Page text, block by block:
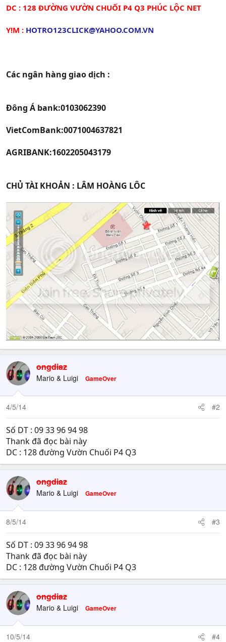
DC : 128 ĐƯỜNG VƯỜN CHUỐI P4 Q3 PHÚC LỘC NET
Y!M : HOTRO123CLICK@YAHOO.COM.VN
Các ngân hàng giao dịch :
Đông Á bank:0103062390
VietComBank:0071004637821
AGRIBANK:1602205043179
CHỦ TÀI KHOẢN : LÂM HOÀNG LÔC
ongdiaz
Mario & Luigi GameOver
4/5/14 #2
Số DT : 09 33 96 94 98
Thank đã đọc bài này
DC : 128 đường Vườn Chuối P4 Q3
ongdiaz
Mario & Luigi GameOver
8/5/14 #3
Số DT : 09 33 96 94 98
Thank đã đọc bài này
DC : 128 đường Vườn Chuối P4 Q3
ongdiaz
Mario & Luigi GameOver
10/5/14 #4